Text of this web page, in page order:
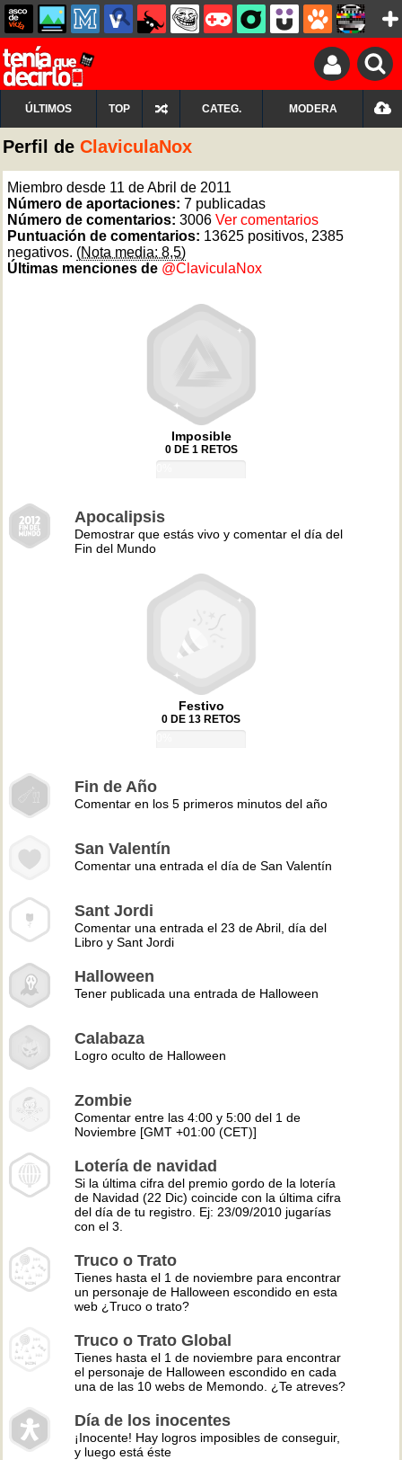
ÚLTIMOS TOP CATEG. MODERA
Perfil de ClaviculaNox
Miembro desde 11 de Abril de 2011
Número de aportaciones: 7 publicadas
Número de comentarios: 3006 Ver comentarios
Puntuación de comentarios: 13625 positivos, 2385
negativos. (Nota media: 8,5)
Últimas menciones de @ClaviculaNox
Imposible
0 DE 1 RETOS
Apocalipsis
Demostrar que estás vivo y comentar el día del
Fin del Mundo
Festivo
0 DE 13 RETOS
Fin de Año
Comentar en los 5 primeros minutos del año
San Valentín
Comentar una entrada el día de San Valentín
Sant Jordi
Comentar una entrada el 23 de Abril, día del
Libro y Sant Jordi
Halloween
Tener publicada una entrada de Halloween
Calabaza
Logro oculto de Halloween
Zombie
Comentar entre las 4:00 y 5:00 del 1 de
Noviembre [GMT +01:00 (CET)]
Lotería de navidad
Si la última cifra del premio gordo de la lotería
de Navidad (22 Dic) coincide con la última cifra
del día de tu registro. Ej: 23/09/2010 jugarías
con el 3.
Truco o Trato
Tienes hasta el 1 de noviembre para encontrar
un personaje de Halloween escondido en esta
web ¿Truco o trato?
Truco o Trato Global
Tienes hasta el 1 de noviembre para encontrar
el personaje de Halloween escondido en cada
una de las 10 webs de Memondo. ¿Te atreves?
Día de los inocentes
¡Inocente! Hay logros imposibles de conseguir,
y luego está éste